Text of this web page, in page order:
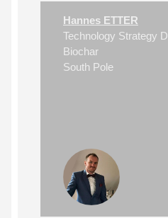
Hannes ETTER
Technology Strategy
Biochar
South Pole